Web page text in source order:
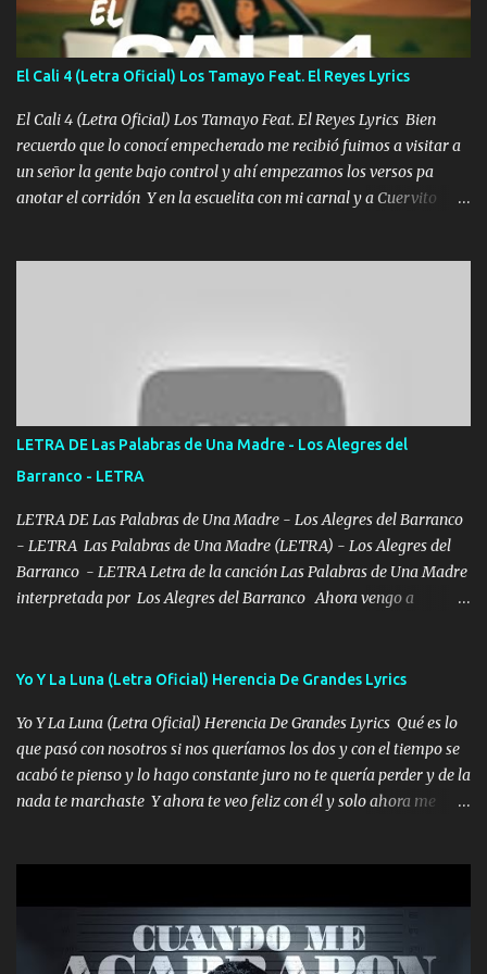
los versos que voy cantando (Music) A vido alta y bajas La carreta
se atora Pero nunca le aflojamos Ya me han pasado cosas Y
aunque ustedes no sepan Pero la vida es muy corta Hay que
echarle chingazos Y seguir trabajando porque nada es...
El Cali 4 (Letra Oficial) Los Tamayo Feat. El Reyes Lyrics
El Cali 4 (Letra Oficial) Los Tamayo Feat. El Reyes Lyrics Bien
recuerdo que lo conocí empecherado me recibió fuimos a visitar a
un señor la gente bajo control y ahí empezamos los versos pa
anotar el corridón Y en la escuelita con mi carnal y a Cuervito
verde se le extraña pa que sepan Aquí Pura GENTE DE LA RANA 🐸
POR CLAVE ES EL CALI 4 EN LA CIUDAD TIJUANA Música Al
tirante andamos mi carnal atento a cualquier necesidad no porque
se ve limpio el camino nos confiamos al andar y nunca con la
misma piedra me vuelvo a tropezar Cuando ando de enamorado
en corto me tiró a per...
LETRA DE Las Palabras de Una Madre - Los Alegres del
Barranco - LETRA
LETRA DE Las Palabras de Una Madre - Los Alegres del Barranco
- LETRA Las Palabras de Una Madre (LETRA) - Los Alegres del
Barranco - LETRA Letra de la canción Las Palabras de Una Madre
interpretada por Los Alegres del Barranco Ahora vengo a
viento a su hijo y aunque ahora ya este con Dios el destino así lo
seguiré esperando hasta volvernos a vernos El recuerdo que yo
tengo de mi mente no se va, en mi corazón me llevo lo mismo que
tu papá, a veces me pongo triste porque no puedo mirarte, mas se
que tu me escuchas porque tu eres mi gran ángel, El desespero me
Yo Y La Luna (Letra Oficial) Herencia De Grandes Lyrics
Yo Y La Luna (Letra Oficial) Herencia De Grandes Lyrics Qué es lo
que pasó con nosotros si nos queríamos los dos y con el tiempo se
acabó te pienso y lo hago constante juro no te quería perder y de la
nada te marchaste Y ahora te veo feliz con él y solo ahora me
pero eso ya no va a pasar me perderé en la soledad Porque me
mirabas bonito si yo no fui el final feliz el final fue triste pa mí Y
duele no tenerte aquí sabiendo que moría por ti yo y la luna